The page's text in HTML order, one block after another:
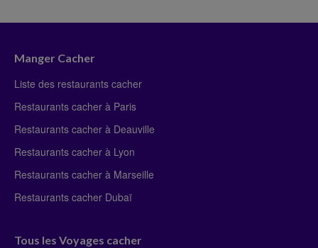
Manger Cacher
Liste des restaurants cacher
Restaurants cacher à Paris
Restaurants cacher à Deauville
Restaurants cacher à Lyon
Restaurants cacher à Marseille
Restaurants cacher Dubaï
Tous les Voyages cacher